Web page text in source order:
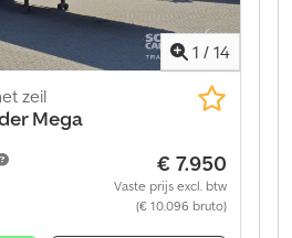
1 / 14
zeil
Mega
€ 7.950
Vaste prijs excl. btw
(€ 10.096 bruto)